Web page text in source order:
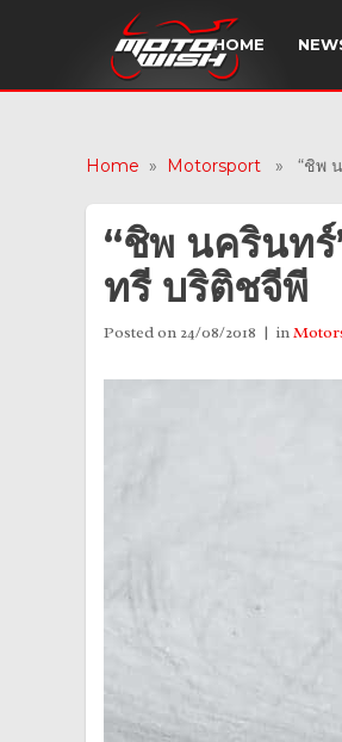
HOME
Home » Motorsport » “ชิพ น
“ชิพ นครินท
ทรี บริติชจีพี
Posted on 24/08/2018 in